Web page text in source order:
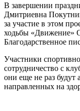
В завершении
Дмитриевна
за участие в этом
ходьбы «Движение»
Благодарственное
Участники
сотрудничество с
они еще не раз
направленных на